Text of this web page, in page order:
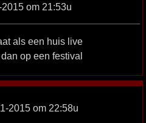
om 21:53u
als een huis live
op een festival
2015 om 22:58u